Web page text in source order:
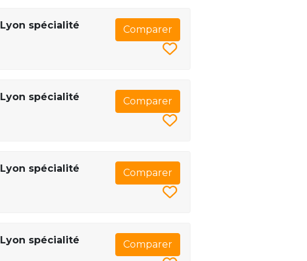
spécialité
Comparer
spécialité
Comparer
spécialité
Comparer
spécialité
Comparer